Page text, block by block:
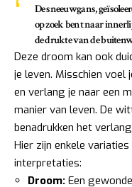
De sneeuwgans,
op zoek bent naar
de drukte van de
Deze droom kan ook
je leven. Misschien
en verlang je naar een
manier van leven. De
benadrukken het
Hier zijn enkele
interpretaties:
Droom: Een